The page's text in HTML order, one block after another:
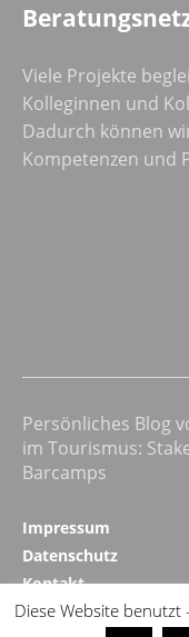
Viele Projekte
Kolleginnen und
Dadurch können
Kompetenzen und
Persönliches Blog
im Tourismus:
Barcamps
Impressum
Datenschutz
Kontakt
Realizing Progress ↗
Diese Website benutzt